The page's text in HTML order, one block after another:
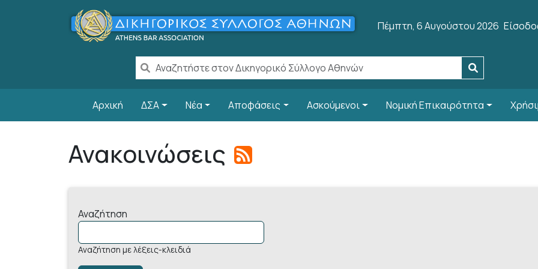
Παράκαμψη προς το κυρίως περιεχόμενο
Πέμπτη, 6 Αυγούστου 2026User
Αρχική ΔΣΑ Νέα Αποφάσεις Ασκούμενοι Νομική Επικαιρότητα
Ανακοινώσεις
Αναζήτηση
Αναζήτηση με λέξεις-κλειδιά